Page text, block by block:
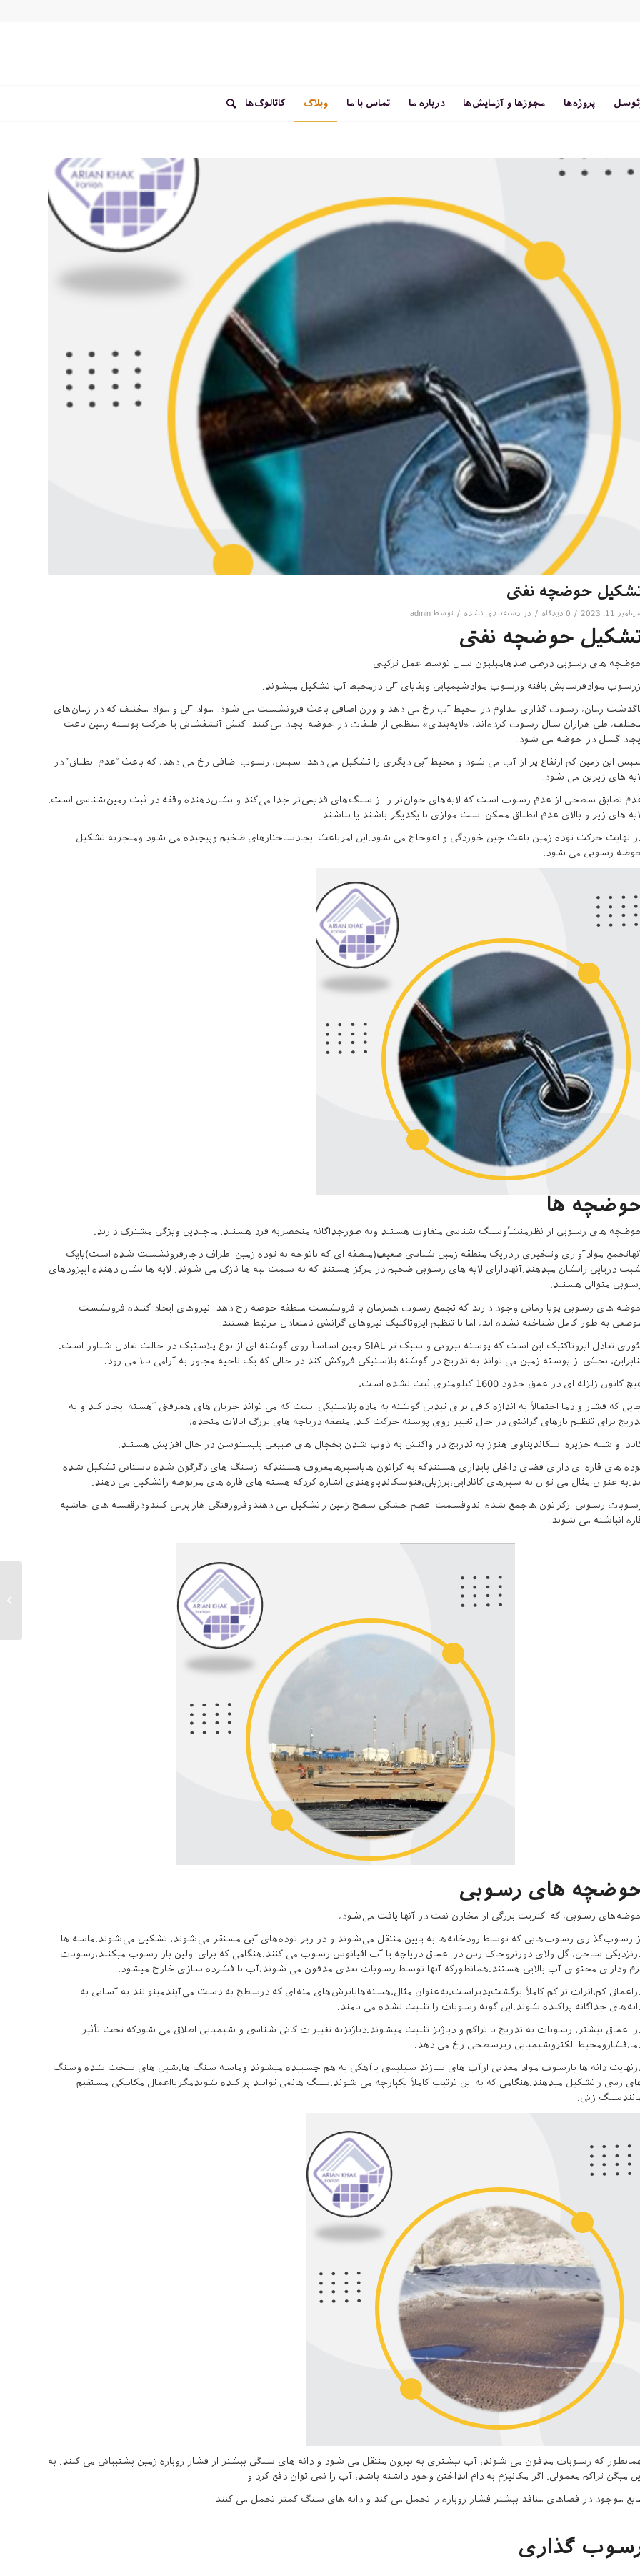
پروژه‌ها مجوزها و آزمایش‌ها درباره ما تماس با ما وبلاگ کاتالوگ‌ها
حوضچه نفتی
11, 2023
/ 0 دیدگاه / در دسته‌بندی نشده / توسط admin
حوضچه نفتی
های رسوبی درطی صدهامیلیون سال توسط عمل ترکیبی
موادفرسایش یافته ورسوب موادشیمیایی وبقایای آلی درمحیط آب تشکیل میشوند.
زمان، رسوب گذاری مداوم در محیط آب رخ می دهد و وزن اضافی باعث فرونشست می شود. مواد آلی و مواد مختلف که در زمان‌های
طی هزاران سال رسوب کرده‌اند، «لایه‌بندی» منظمی از طبقات در حوضه ایجاد می‌کنند. کنش آتشفشانی یا حرکت پوسته زمین باعث
گسل در حوضه می شود.
این زمین کم ارتفاع پر از آب می شود و محیط آبی دیگری را تشکیل می دهد. سپس، رسوب اضافی رخ می دهد، که باعث “عدم انطباق” در
های زیرین می شود.
تطابق سطحی از عدم رسوب است که لایه‌های جوان‌تر را از سنگ‌های قدیمی‌تر جدا می‌کند و نشان‌دهنده وقفه در ثبت زمین‌شناسی است.
های زیر و بالای عدم انطباق ممکن است موازی با یکدیگر باشند یا نباشند
نهایت حرکت توده زمین باعث چین خوردگی و اعوجاج می شود.این امرباعث ایجادساختارهای ضخیم وپیچیده می شود ومنجربه تشکیل
رسوبی می شود.
ها
های رسوبی از نظرمنشأوسنگ شناسی متفاوت هستند وبه طورجداگانه منحصربه فرد هستند،اماچندین ویژگی مشترک دارند.
موادآواری وتبخیری رادریک منطقه زمین شناسی ضعیف(منطقه ای که باتوجه به توده زمین اطراف دچارفرونشست شده است)یایک
دریایی رانشان میدهند.آنهادارای لایه های رسوبی ضخیم در مرکز هستند که به سمت لبه ها نازک می شوند. لایه ها نشان دهنده اپیزودهای
متوالی هستند.
های رسوبی پویا زمانی وجود دارند که تجمع رسوب همزمان با فرونشست منطقه حوضه رخ دهد. نیروهای ایجاد کننده فرونشست
به طور کامل شناخته نشده اند، اما با تنظیم ایزوتاکتیک نیروهای گرانشی نامتعادل مرتبط هستند.
تئوری تعادل ایزوتاکتیک این است که پوسته بیرونی و سبک تر SIAL زمین اساساً روی گوشته ای از نوع پلاستیک در حالت تعادل شناور است.
بخشی از پوسته زمین می تواند به تدریج در گوشته پلاستیکی فروکش کند در حالی که یک ناحیه مجاور به آرامی بالا می رود.
کانون زلزله ای در عمق حدود 1600 کیلومتری ثبت نشده است،
که فشار و دما احتمالاً به اندازه کافی برای تبدیل گوشته به ماده پلاستیکی است که می تواند جریان های همرفتی آهسته ایجاد کند و به
برای تنظیم بارهای گرانشی در حال تغییر روی پوسته حرکت کند. منطقه دریاچه های بزرگ ایالات متحده،
و شبه جزیره اسکاندیناوی هنوز به تدریج در واکنش به ذوب شدن یخچال های طبیعی پلیستوسن در حال افزایش هستند.
های قاره ای دارای فضای داخلی پایداری هستندکه به کراتون هایاسپرهامعروف هستندکه ازسنگ های دگرگون شده باستانی تشکیل شده
عنوان مثال می توان به سپرهای کانادایی،برزیلی،فنوسکاندیاوهندی اشاره کردکه هسته های قاره های مربوطه راتشکیل می دهند.
رسوبی ازکراتون هاجمع شده اندوقسمت اعظم خشکی سطح زمین راتشکیل می دهندوفرورفتگی هاراپرمی کنندودرقفسه های حاشیه
انباشته می شوند.
های رسوبی
رسوبی، که اکثریت بزرگی از مخازن نفت در آنها یافت می‌شود،
از رسوب‌گذاری رسوب‌هایی که توسط رودخانه‌ها به پایین منتقل می‌شوند و در زیر توده‌های آبی مستقر می‌شوند، تشکیل می‌شوند.ماسه ها
ساحل، گل ولای دورتروخاک رس در اعماق دریاچه یا آب اقیانوس رسوب می کنند.هنگامی که برای اولین بار رسوب میکنند،رسوبات
ودارای محتوای آب بالایی هستند.همانطورکه آنها توسط رسوبات بعدی مدفون می شوند،آب با فشرده سازی خارج میشود.
کم،اثرات تراکم کاملاً برگشت‌پذیراست،به‌عنوان مثال،هسته‌هایابرش‌های مته‌ای که درسطح به دست می‌آیندمیتوانند به آسانی به
جداگانه پراکنده شوند.این گونه رسوبات را تثبیت نشده می نامند.
اعماق بیشتر، رسوبات به تدریج با تراکم و دیاژنز تثبیت میشوند.دیاژنزبه تغییرات کانی شناسی و شیمیایی اطلاق می شودکه تحت تأثیر
الکتروشیمیایی زیرسطحی رخ می دهد.
دانه ها بارسوب مواد معدنی ازآب های سازند سیلیسی یاآهکی به هم چسبیده میشوند وماسه سنگ ها،شیل های سخت شده وسنگ
رسی راتشکیل میدهند.هنگامی که به این ترتیب کاملاً یکپارچه می شوند،سنگ هانمی توانند پراکنده شوندمگربااعمال مکانیکی مستقیم
زنی.
که رسوبات مدفون می شوند، آب بیشتری به بیرون منتقل می شود و دانه های سنگی بیشتر از فشار روباره زمین پشتیبانی می کنند. به
میگن تراکم معمولی. اگر مکانیزم به دام انداختن وجود داشته باشد، آب را نمی توان دفع کرد و
موجود در فضاهای منافذ بیشتر فشار روباره را تحمل می کند و دانه های سنگ کمتر تحمل می کنند.
گذاری